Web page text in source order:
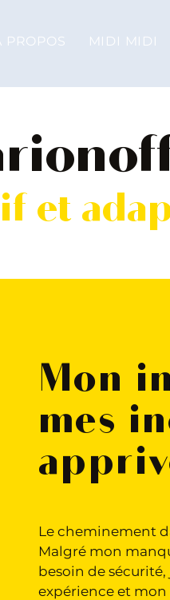
PROPOS MIDI MIDI
et
Mon
mes
Le cheminement
Malgré mon
besoin de
expérience et mon